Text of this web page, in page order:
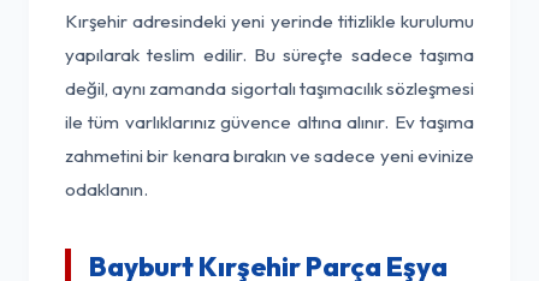
Kırşehir adresindeki yeni yerinde titizlikle kurulumu
yapılarak teslim edilir. Bu süreçte sadece taşıma
değil, aynı zamanda sigortalı taşımacılık sözleşmesi
ile tüm varlıklarınız güvence altına alınır. Ev taşıma
zahmetini bir kenara bırakın ve sadece yeni evinize
odaklanın.
Bayburt Kırşehir Parça Eşya